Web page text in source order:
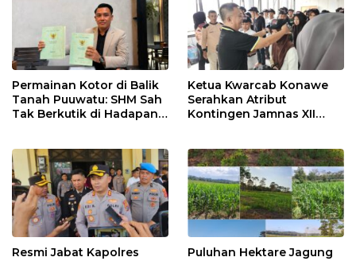
Permainan Kotor di Balik
Tanah Puuwatu: SHM Sah
Tak Berkutik di Hadapan
Ketua Kwarcab Konawe
Serahkan Atribut
Kontingen Jamnas XII
Resmi Jabat Kapolres
Puluhan Hektare Jagung